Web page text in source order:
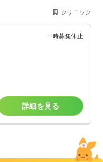
クリニック
一時募集休止
詳細を見る